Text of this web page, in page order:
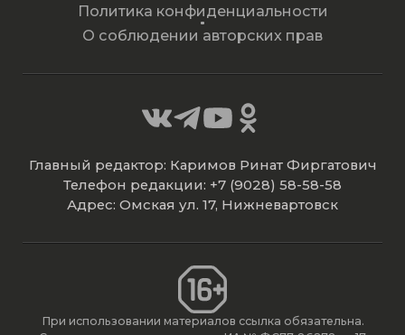
Политика конфиденциальности
О соблюдении авторских прав
Главный редактор: Каримов Ринат Фиргатович
Телефон редакции: +7 (9028) 58-58-58
Адрес: Омская ул. 17, Нижневартовск
При использовании материалов ссылка обязательна.